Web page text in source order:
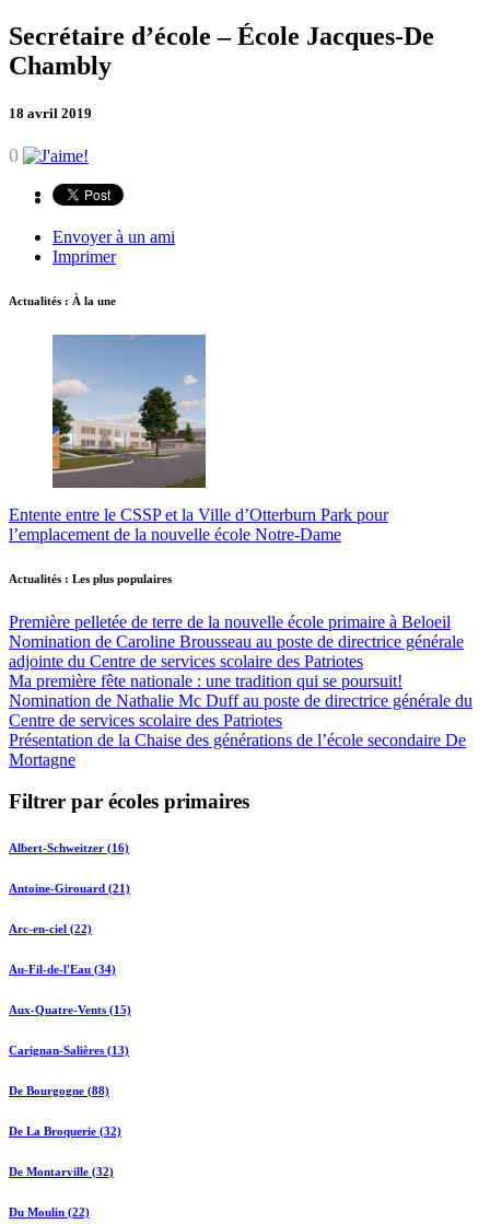
Secrétaire d’école – École Jacques-De
Chambly
18 avril 2019
0
Envoyer à un ami
Imprimer
Actualités : À la une
Entente entre le CSSP et la Ville d’Otterburn Park pour
l’emplacement de la nouvelle école Notre-Dame
Actualités : Les plus populaires
Première pelletée de terre de la nouvelle école primaire à Beloeil
Nomination de Caroline Brousseau au poste de directrice générale
adjointe du Centre de services scolaire des Patriotes
Ma première fête nationale : une tradition qui se poursuit!
Nomination de Nathalie Mc Duff au poste de directrice générale du
Centre de services scolaire des Patriotes
Présentation de la Chaise des générations de l’école secondaire De
Mortagne
Filtrer par écoles primaires
Albert-Schweitzer (16)
Antoine-Girouard (21)
Arc-en-ciel (22)
Au-Fil-de-l'Eau (34)
Aux-Quatre-Vents (15)
Carignan-Salières (13)
De Bourgogne (88)
De La Broquerie (32)
De Montarville (32)
Du Moulin (22)